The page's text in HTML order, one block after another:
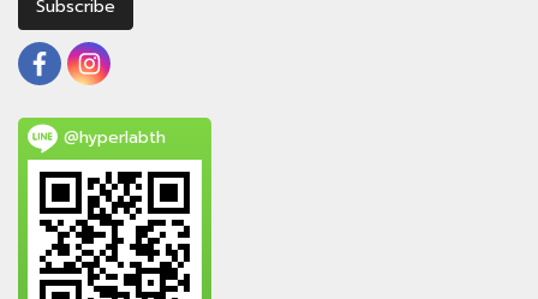
Subscribe
@hyperlabth